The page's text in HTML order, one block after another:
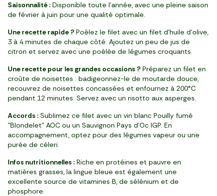
Saisonnalité : Disponible toute l’année, avec une pleine saison
de février à juin pour une qualité optimale.
Une recette rapide ? Poêlez le filet avec un filet d’huile d’olive,
3 à 4 minutes de chaque côté. Ajoutez un peu de jus de
citron et servez avec une poêlée de légumes croquants.
Une recette pour les grandes occasions ? Préparez un filet en
croûte de noisettes : badigeonnez-le de moutarde douce,
recouvrez de noisettes concassées et enfournez à 200°C
pendant 12 minutes. Servez avec un risotto aux asperges.
Accords : Sublimez ce filet avec un vin blanc Pouilly fumé
"Blondelet" AOC ou un Sauvignon Pays d’Oc IGP. En
accompagnement, optez pour des légumes vapeur ou une
purée de céleri.
Infos nutritionnelles : Riche en protéines et pauvre en
matières grasses, la lingue bleue est également une
excellente source de vitamines B, de sélénium et de
phosphore.